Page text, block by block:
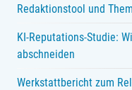
Redaktionstool und
KI-Reputations-Studie:
abschneiden
Werkstattbericht zum